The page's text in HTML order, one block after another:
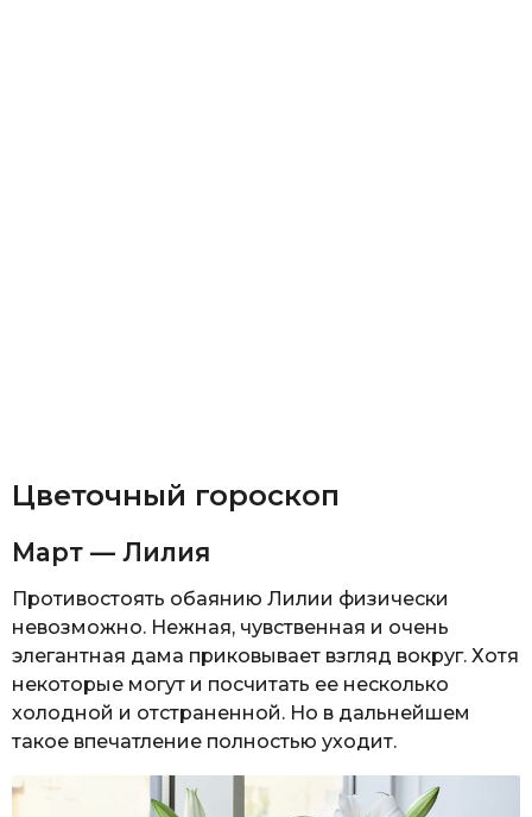
Цветочный гороскоп
Март — Лилия
Противостоять обаянию Лилии физически
невозможно. Нежная, чувственная и очень
элегантная дама приковывает взгляд вокруг. Хотя
некоторые могут и посчитать ее несколько
холодной и отстраненной. Но в дальнейшем
такое впечатление полностью уходит.